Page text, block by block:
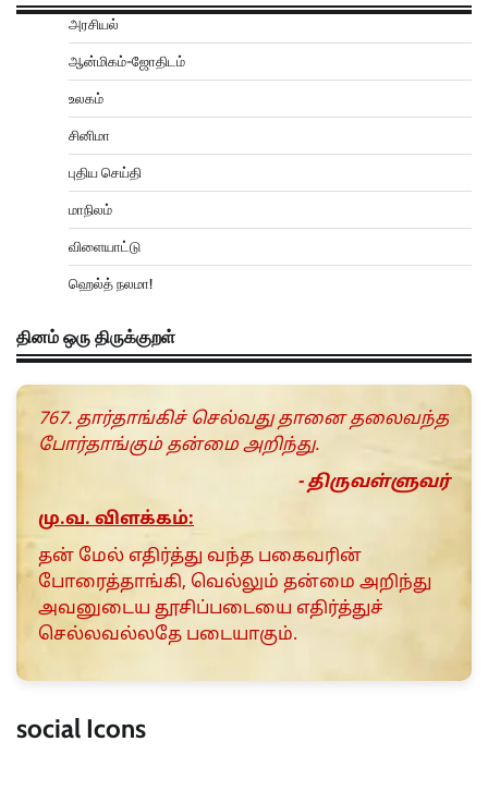
அரசியல்
ஆன்மிகம்-ஜோதிடம்
உலகம்
சினிமா
புதிய செய்தி
மாநிலம்
விளையாட்டு
ஹெல்த் நலமா!
தினம் ஒரு திருக்குறள்
767. தார்தாங்கிச் செல்வது தானை தலைவந்த
போர்தாங்கும் தன்மை அறிந்து.
- திருவள்ளுவர்
மு.வ. விளக்கம்:
தன் மேல் எதிர்த்து வந்த பகைவரின்
போரைத்தாங்கி, வெல்லும் தன்மை அறிந்து
அவனுடைய தூசிப்படையை எதிர்த்துச்
செல்லவல்லதே படையாகும்.
social Icons